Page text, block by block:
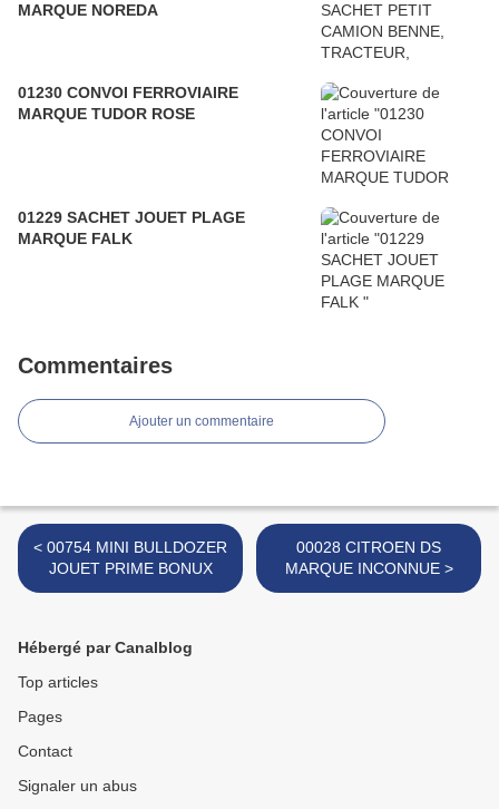
MARQUE NOREDA
01230 CONVOI FERROVIAIRE
MARQUE TUDOR ROSE
01229 SACHET JOUET PLAGE
MARQUE FALK
Commentaires
Ajouter un commentaire
< 00754 MINI BULLDOZER
JOUET PRIME BONUX
00028 CITROEN DS
MARQUE INCONNUE >
Hébergé par Canalblog
Top articles
Pages
Contact
Signaler un abus